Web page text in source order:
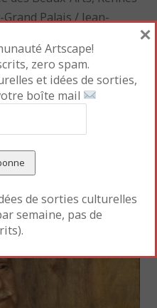
Palais / Jean-
(Pays-Bas, Suisse)
morale religieuse
les métiers d’argent
La peinture
les figures du
son rôle dans la
Artscape!
zero spam.
et idées de sorties,
boîte mail
de sorties culturelles
semaine, pas de
×